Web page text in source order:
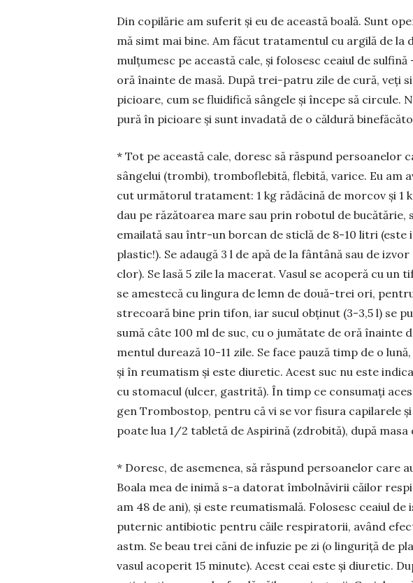
Din copilărie am suferit și eu de această boală. Sunt
mă simt mai bine. Am făcut tratamentul cu argilă de la
mulțumesc pe această cale, și folosesc ceaiul de
oră înainte de masă. După trei-patru zile de cură, veți
picioare, cum se fluidifică sân­gele și începe să circule.
pură în pi­cioa­re și sunt in­va­da­tă de o căldură
* Tot pe această cale, doresc să răspund per­­soane­lor
sângelui (trombi), trom­­bo­fle­bi­tă, fle­­­bită, varice. Eu
cut ur­­­mă­torul tratament: 1 kg ră­­dăcină de mor­cov și 1
dau pe răză­toa­rea ma­re sau prin robotul de
emai­la­tă sau într-un borcan de sticlă de 8-10 litri
plastic!). Se adau­gă 3 l de apă de la fântână sau de
clor). Se lasă 5 zile la ma­­ce­rat. Vasul se acoperă cu un
se ames­tecă cu lin­gu­ra de lemn de două-trei ori,
stre­coară bine prin tifon, iar sucul obținut (3-3,5 l) se
sumă câte 100 ml de suc, cu o jumă­ta­te de oră
mentul du­rează 10-11 zile. Se face pauză timp de o
și în reumatism și este diu­retic. Acest suc nu este
cu sto­macul (ulcer, gas­­tri­tă). În timp ce con­­­­­su­mați
gen Trom­bo­stop, pen­tru că vi se vor fisura ca­­­pi­la­rele
poate lua 1/2 ta­ble­tă de Aspirină (zdro­bită), du­pă masa
* Doresc, de asemenea, să răspund persoanelor care
Boala mea de inimă s-a da­­­torat îmbolnăvirii căilor
am 48 de ani), și este reu­ma­tismală. Folosesc cea­­­iul
puternic an­ti­bio­tic pentru căile res­piratorii, având
astm. Se beau trei căni de infuzie pe zi (o lingu­riță de
vasul acoperit 15 minute). Acest ceai este și diuretic.